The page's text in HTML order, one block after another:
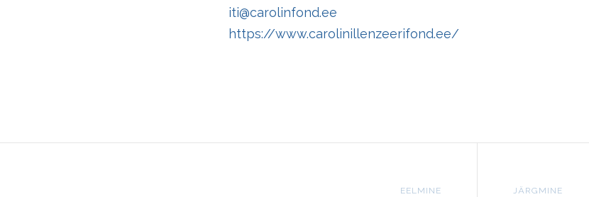
iti@carolinfond.ee
https://www.carolinillenzeerifond.ee/
EELMINE JÄRGMINE